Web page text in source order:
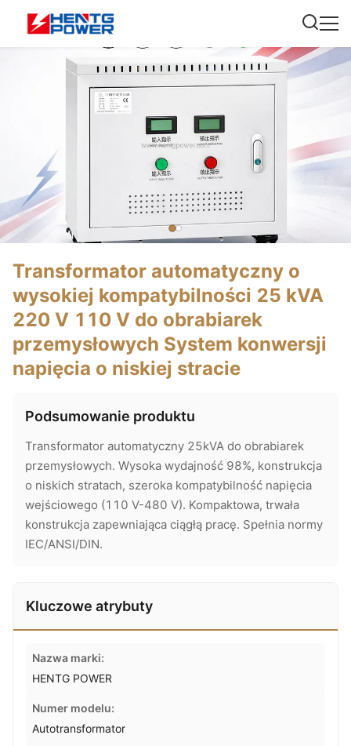
Transformator automatyczny o
wysokiej kompatybilności 25 kVA
220 V 110 V do obrabiarek
przemysłowych System konwersji
napięcia o niskiej stracie
Podsumowanie produktu
Transformator automatyczny 25kVA do obrabiarek
przemysłowych. Wysoka wydajność 98%, konstrukcja
o niskich stratach, szeroka kompatybilność napięcia
wejściowego (110 V-480 V). Kompaktowa, trwała
konstrukcja zapewniająca ciągłą pracę. Spełnia normy
IEC/ANSI/DIN.
Kluczowe atrybuty
Nazwa marki:
HENTG POWER
Numer modelu:
Autotransformator